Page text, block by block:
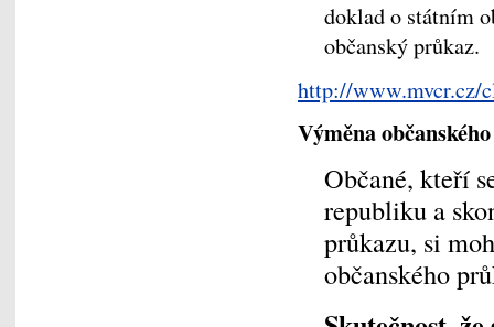
doklad o státním
občanský průkaz.
http://www.mvcr.cz/
Výměna
Občané, kteří
republiku a
průkazu, si
občanského